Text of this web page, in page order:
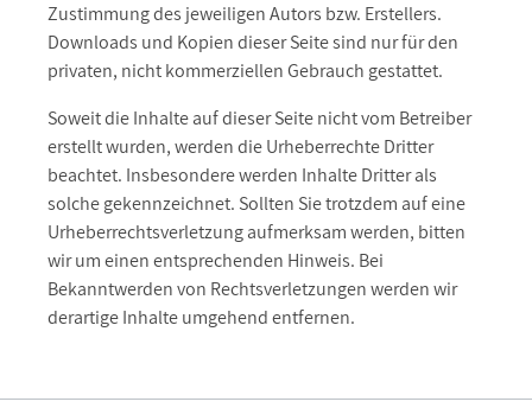
Zustimmung des jeweiligen Autors bzw. Erstellers.
Downloads und Kopien dieser Seite sind nur für den
privaten, nicht kommerziellen Gebrauch gestattet.
Soweit die Inhalte auf dieser Seite nicht vom Betreiber
erstellt wurden, werden die Urheberrechte Dritter
beachtet. Insbesondere werden Inhalte Dritter als
solche gekennzeichnet. Sollten Sie trotzdem auf eine
Urheberrechtsverletzung aufmerksam werden, bitten
wir um einen entsprechenden Hinweis. Bei
Bekanntwerden von Rechtsverletzungen werden wir
derartige Inhalte umgehend entfernen.